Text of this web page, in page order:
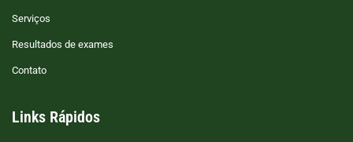
Serviços
Resultados de exames
Contato
Links Rápidos